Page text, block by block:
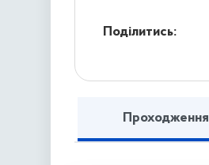
Поділитись:
Проходження